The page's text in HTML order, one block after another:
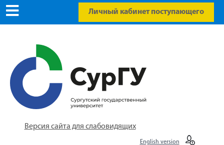
Личный кабинет поступающего
Версия сайта для слабовидящих
English version